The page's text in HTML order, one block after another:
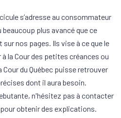
s’adresse au consommateur
plus avancé que ce
nos pages. Ils vise à ce que le
la Cour des petites créances ou
du Québec puisse retrouver
dont il aura besoin.
n'hésitez pas à contacter
obtenir des explications.